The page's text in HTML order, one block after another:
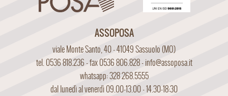
ASSOPOSA
viale Monte Santo, 40 - 41049 Sassuolo (MO)
tel. 0536 818.236 - fax 0536 806.828 -info@assoposa.it
whatsapp: 328 268.5555
dal lunedì al venerdì 09.00-13.00 - 14.30-18:30